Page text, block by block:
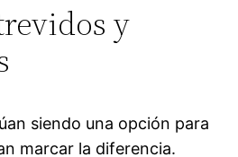
y
siendo una opción para
marcar la diferencia.